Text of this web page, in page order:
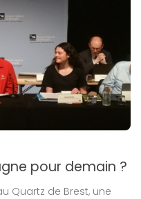
pour demain ?
Quartz de Brest, une